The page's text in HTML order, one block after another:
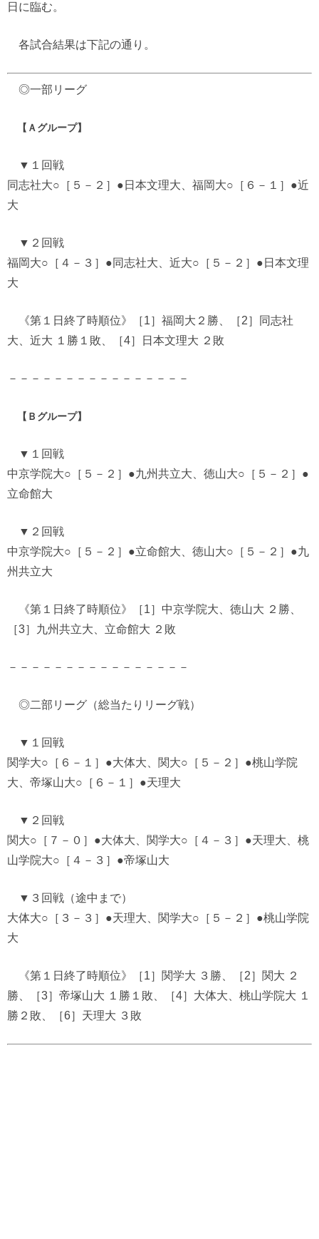
日に臨む。
各試合結果は下記の通り。
◎一部リーグ
【Ａグループ】
▼１回戦
同志社大○［５－２］●日本文理大、福岡大○［６－１］●近
大
▼２回戦
福岡大○［４－３］●同志社大、近大○［５－２］●日本文理
大
《第１日終了時順位》［1］福岡大２勝、［2］同志社
大、近大 １勝１敗、［4］日本文理大 ２敗
－－－－－－－－－－－－－－－－
【Ｂグループ】
▼１回戦
中京学院大○［５－２］●九州共立大、徳山大○［５－２］●
立命館大
▼２回戦
中京学院大○［５－２］●立命館大、徳山大○［５－２］●九
州共立大
《第１日終了時順位》［1］中京学院大、徳山大 ２勝、
［3］九州共立大、立命館大 ２敗
－－－－－－－－－－－－－－－－
◎二部リーグ （総当たりリーグ戦）
▼１回戦
関学大○［６－１］●大体大、関大○［５－２］●桃山学院
大、帝塚山大○［６－１］●天理大
▼２回戦
関大○［７－０］●大体大、関学大○［４－３］●天理大、桃
山学院大○［４－３］●帝塚山大
▼３回戦（途中まで）
大体大○［３－３］●天理大、関学大○［５－２］●桃山学院
大
《第１日終了時順位》［1］関学大 ３勝、［2］関大 ２
勝、［3］帝塚山大 １勝１敗、［4］大体大、桃山学院大 １
勝２敗、［6］天理大 ３敗